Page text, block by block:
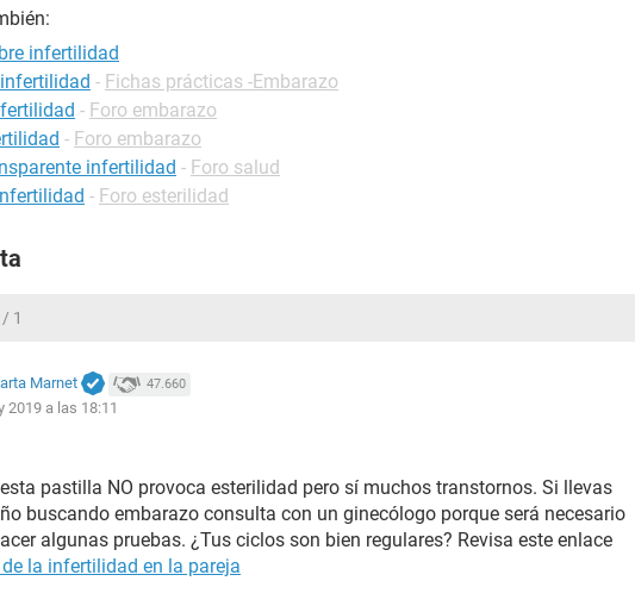
infertilidad
- Fichas prácticas -Embarazo
- Foro embarazo
- Foro embarazo
infertilidad - Foro salud
- Foro esterilidad
1
Marnet 47.660
2019 a las 18:11
pastilla NO provoca esterilidad pero sí muchos transtornos. Si llevas
buscando embarazo consulta con un ginecólogo porque será necesario
algunas pruebas. ¿Tus ciclos son bien regulares? Revisa este enlace
la infertilidad en la pareja